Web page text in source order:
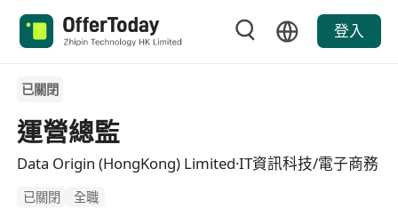
登入
已關閉
運營總監
Data Origin (HongKong) Limited·IT資訊科技/電子商務
已關閉 全職